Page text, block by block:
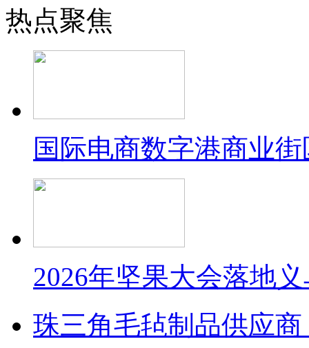
热点聚焦
国际电商数字港商业
2026年坚果大会落地
珠三角毛毡制品供应